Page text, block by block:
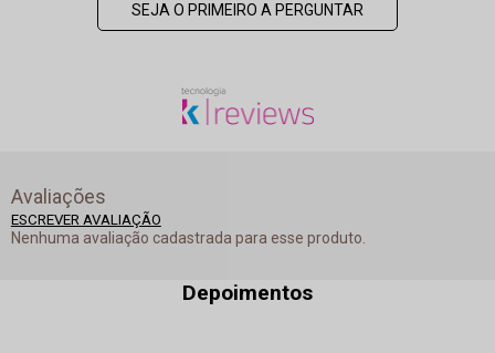
SEJA O PRIMEIRO A PERGUNTAR
Avaliações
ESCREVER AVALIAÇÃO
Nenhuma avaliação cadastrada para esse produto.
Depoimentos